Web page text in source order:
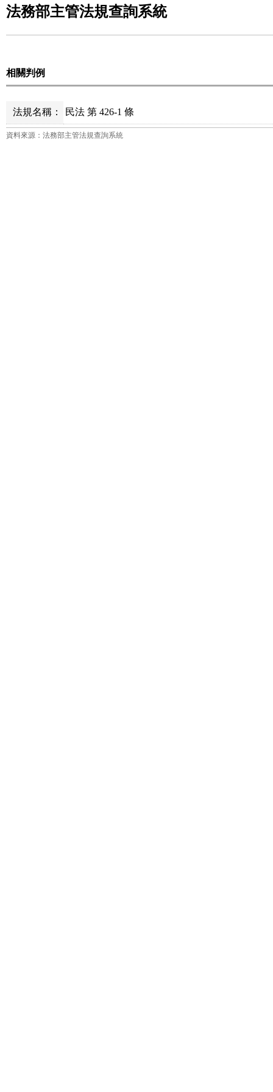
法務部主管法規查詢系統
相關判例
法規名稱： 民法 第 426-1 條
資料來源：法務部主管法規查詢系統